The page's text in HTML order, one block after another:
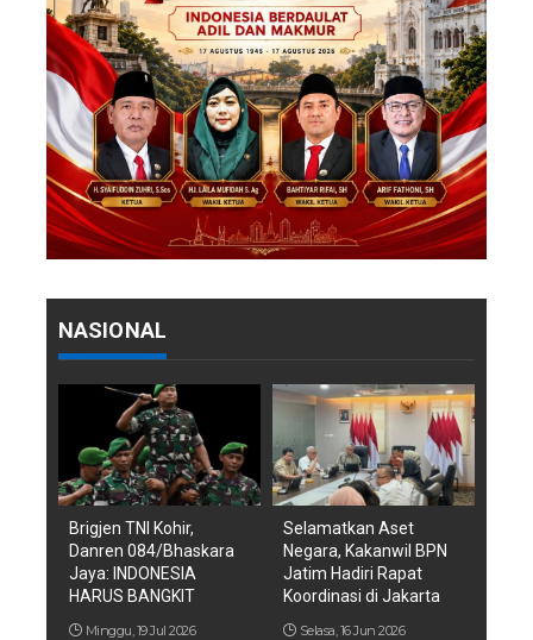
NASIONAL
Brigjen TNI Kohir,
Danren 084/Bhaskara
Jaya: INDONESIA
HARUS BANGKIT
Minggu, 19 Jul 2026
Selamatkan Aset
Negara, Kakanwil BPN
Jatim Hadiri Rapat
Koordinasi di Jakarta
Selasa, 16 Jun 2026